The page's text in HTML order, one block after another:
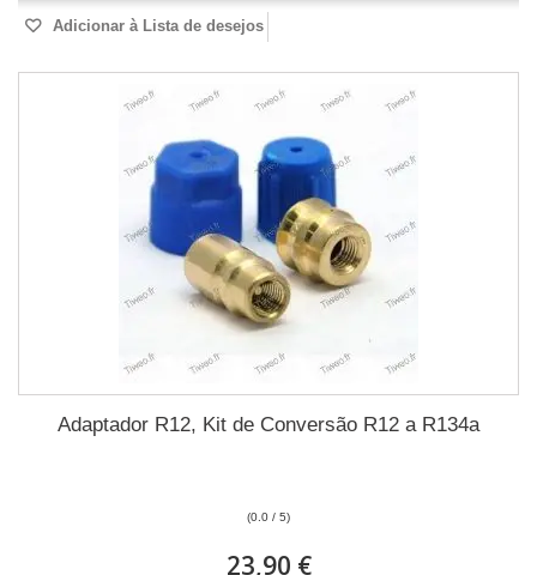
Adicionar à Lista de desejos
Adaptador R12, Kit de Conversão R12 a R134a
(0.0 / 5)
23,90 €